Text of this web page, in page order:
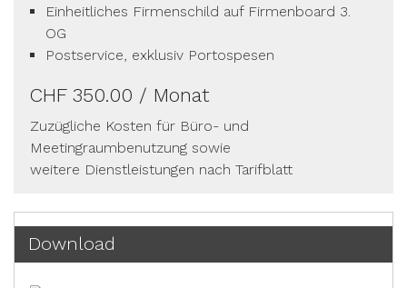
Einheitliches Firmenschild auf Firmenboard 3.
OG
Postservice, exklusiv Portospesen
CHF 350.00 / Monat
Zuzügliche Kosten für Büro- und
Meetingraumbenutzung sowie
weitere Dienstleistungen nach Tarifblatt
Download